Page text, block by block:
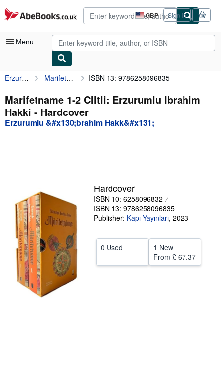
Skip to main content
AbeBooks.co.uk GBP
Site
shopping
preferences
Sign in
Menu
My Account
My Purchases
Advanced Search
Sellers
Start Selling
Help
CLOSE
Erzurumlu &#x130;brahim Hakk&#x131; Marifetname 1-2 CIltli: Erzurumlu Ibrahim Hakki ISBN 13: 9786258096835
Marifetname 1-2 CIltli: Erzurumlu Ibrahim
Hakki - Hardcover
Erzurumlu &#x130;brahim Hakk&#x131;
Hardcover
ISBN 10: 6258096832
ISBN 13: 9786258096835
Publisher: Kapı Yayınları, 2023
0 Used
1 New
From £ 67.37